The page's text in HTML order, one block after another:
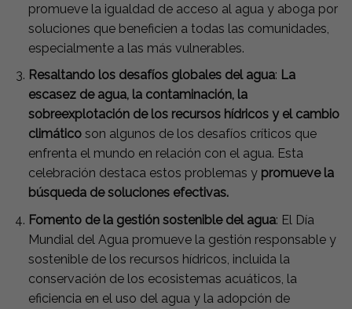
promueve la igualdad de acceso al agua y aboga por
soluciones que beneficien a todas las comunidades,
especialmente a las más vulnerables.
Resaltando los desafíos globales del agua: La
escasez de agua, la contaminación, la
sobreexplotación de los recursos hídricos y el cambio
climáticoson algunos de los desafíos críticos que
enfrenta el mundo en relación con el agua. Esta
celebración destaca estos problemas y promueve la
búsqueda de soluciones efectivas.
Fomento de la gestión sostenible del agua: El Día
Mundial del Agua promueve la gestión responsable y
sostenible de los recursos hídricos, incluida la
conservación de los ecosistemas acuáticos, la
eficiencia en el uso del agua y la adopción de